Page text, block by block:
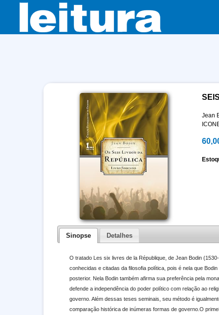
Jean
Sinopse Detalhes
O tratado Les six livres de la République, de Jean Bodin
conhecidas e citadas da filosofia política, pois é nela que
posterior. Nela Bodin também afirma sua preferência pela
defende a independência do poder político com relação ao
governo. Além dessas teses seminais, seu método é
comparação histórica de inúmeras formas de governo.O